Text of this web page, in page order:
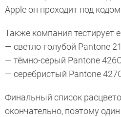
Apple он проходит под
Также компания тестирует
— светло-голубой Pantone
— тёмно-серый Pantone
— серебристый Pantone
Финальный список
окончательно, поэтому